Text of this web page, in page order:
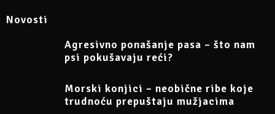
Novosti
Agresivno ponašanje pasa – što nam
psi pokušavaju reći?
Morski konjici – neobične ribe koje
trudnoću prepuštaju mužjacima